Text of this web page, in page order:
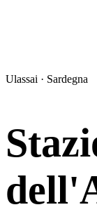
Ulassai · Sardegna